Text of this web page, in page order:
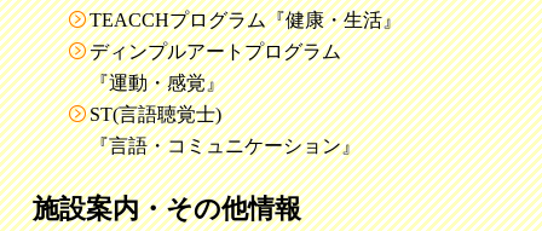
TEACCHプログラム『健康・生活』
ディンプルアートプログラム
『運動・感覚』
ST(言語聴覚士)
『言語・コミュニケーション』
施設案内・その他情報